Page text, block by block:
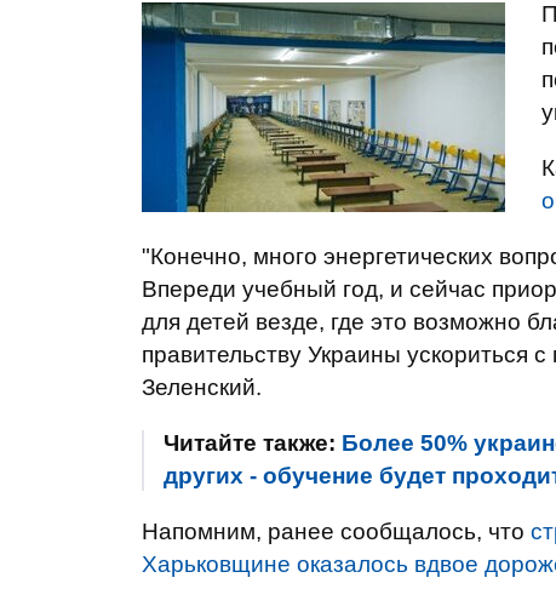
"Конечно, много энергетических
Впереди учебный год, и сейчас
для детей везде, где это возможно
правительству Украины ускориться
Зеленский.
Читайте также: Более 50%
других - обучение будет
Напомним, ранее сообщалось, что
Харьковщине оказалось вдвое